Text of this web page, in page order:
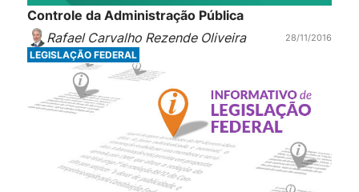
Controle da Administração Pública
Rafael Carvalho Rezende Oliveira
28/11/2016
LEGISLAÇÃO FEDERAL